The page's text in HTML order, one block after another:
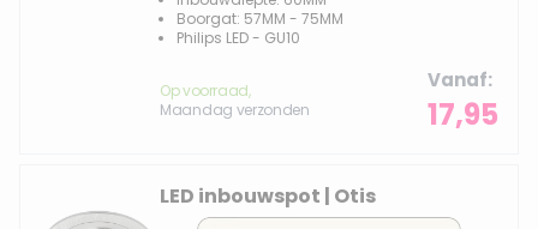
Boorgat: 57MM - 75MM
Philips LED - GU10
Op voorraad,
Maandag verzonden
Vanaf
17,95
LED inbouwspot | Otis